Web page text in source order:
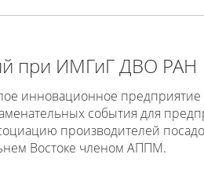
при ИМГиГ ДВО РАН
инновационное
события для
производителей
Востоке членом АППМ.